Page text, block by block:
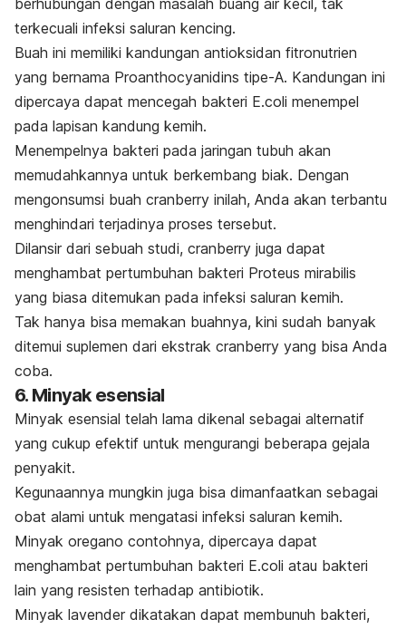
berhubungan dengan masalah buang air kecil, tak
terkecuali infeksi saluran kencing.
Buah ini memiliki kandungan antioksidan fitronutrien
yang bernama Proanthocyanidins tipe-A. Kandungan ini
dipercaya dapat mencegah bakteri E.coli menempel
pada lapisan kandung kemih.
Menempelnya bakteri pada jaringan tubuh akan
memudahkannya untuk berkembang biak. Dengan
mengonsumsi buah cranberry inilah, Anda akan terbantu
menghindari terjadinya proses tersebut.
Dilansir dari sebuah studi, cranberry juga dapat
menghambat pertumbuhan bakteri Proteus mirabilis
yang biasa ditemukan pada infeksi saluran kemih.
Tak hanya bisa memakan buahnya, kini sudah banyak
ditemui suplemen dari ekstrak cranberry yang bisa Anda
coba.
6. Minyak esensial
Minyak esensial telah lama dikenal sebagai alternatif
yang cukup efektif untuk mengurangi beberapa gejala
penyakit.
Kegunaannya mungkin juga bisa dimanfaatkan sebagai
obat alami untuk mengatasi infeksi saluran kemih.
Minyak oregano contohnya, dipercaya dapat
menghambat pertumbuhan bakteri E.coli atau bakteri
lain yang resisten terhadap antibiotik.
Minyak lavender dikatakan dapat membunuh bakteri,